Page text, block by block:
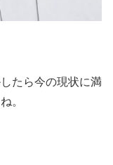
たら今の現状に満
。